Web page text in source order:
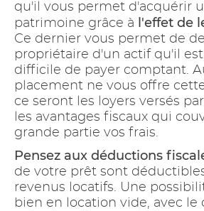
qu'il vous permet d'acquérir
patrimoine grâce à l'effet de
Ce dernier vous permet de
propriétaire d'un actif qu'il
difficile de payer comptant.
placement ne vous offre
ce seront les loyers versés
les avantages fiscaux qui
grande partie vos frais.
Pensez aux déductions
de votre prêt sont
revenus locatifs. Une
bien en location vide, avec le